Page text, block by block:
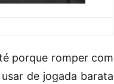
porque romper com
de jogada barata